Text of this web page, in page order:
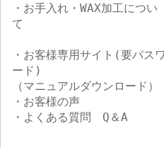
・お手入れ・WAX加工につい
て
・お客様専用サイト(要パスワ
ード)
（マニュアルダウンロード）
・お客様の声
・よくある質問 Q＆A